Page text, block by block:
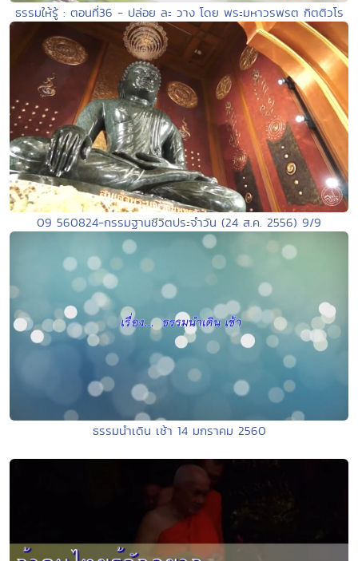
ธรรมให้รู้ : ตอนที่36 - ปล่อย ละ วาง โดย พระมหาวรพรต กิตติวโร
09 560824-กรรมฐานชีวิตประจำวัน (24 ส.ค. 2556) 9/9
ธรรมนำเดิน เช้า 14 มกราคม 2560